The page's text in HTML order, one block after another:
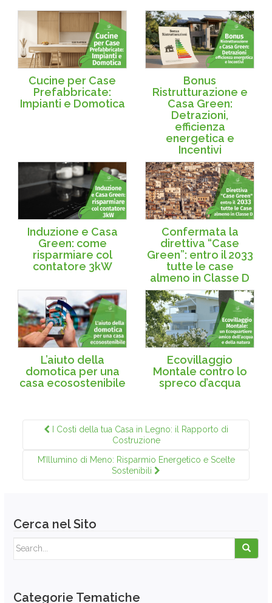
Cucine per Case
Prefabbricate:
Impianti e Domotica
Bonus
Ristrutturazione e
Casa Green:
Detrazioni,
efficienza
energetica e
Incentivi
Induzione e Casa
Green: come
risparmiare col
contatore 3kW
Confermata la
direttiva “Case
Green”: entro il 2033
tutte le case
almeno in Classe D
L’aiuto della
domotica per una
casa ecosostenibile
Ecovillaggio
Montale contro lo
spreco d’acqua
I Costi della tua Casa in Legno: il Rapporto di
Costruzione
M’Illumino di Meno: Risparmio Energetico e Scelte
Sostenibili
Cerca nel Sito
Search for:
Categorie Tematiche